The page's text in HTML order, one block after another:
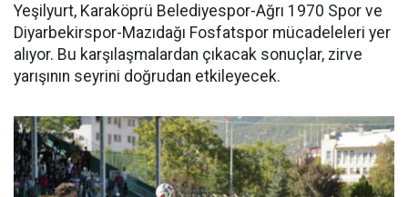
Yeşilyurt, Karaköprü Belediyespor-Ağrı 1970 Spor ve
Diyarbekirspor-Mazıdağı Fosfatspor mücadeleleri yer
alıyor. Bu karşılaşmalardan çıkacak sonuçlar, zirve
yarışının seyrini doğrudan etkileyecek.